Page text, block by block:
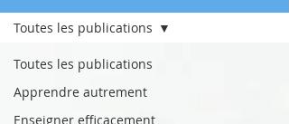
Toutes les publications
Apprendre autrement
Enseigner efficacement
Toutes les publications